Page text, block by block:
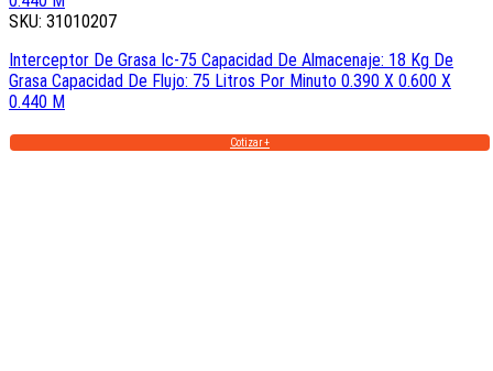
SKU: 31010207
Interceptor De Grasa Ic-75 Capacidad De Almacenaje: 18 Kg De
Grasa Capacidad De Flujo: 75 Litros Por Minuto 0.390 X 0.600 X
0.440 M
Cotizar +